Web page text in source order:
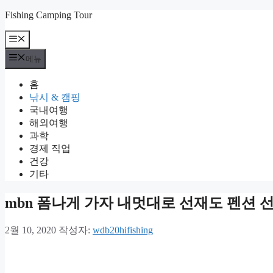
컨
츠
로
건
Fishing Camping Tour
메
뉴
메뉴
홈
낚시 & 캠핑
국내여행
해외여행
과학
경제 직업
건강
기타
mbn 폼나게 가자 내멋대로 선재도 펜션
2월 10, 2020 작성자: wdb20hifishing